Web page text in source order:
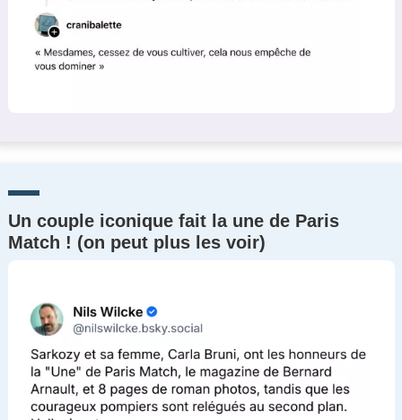
Un couple iconique fait la une de Paris
Match ! (on peut plus les voir)